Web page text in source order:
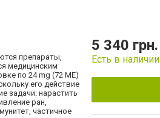
препараты,
медицинским
по 24 mg (72 МЕ)
его действие
задачи: нарастить
ран,
частичное
5 340 грн.
Есть в наличии